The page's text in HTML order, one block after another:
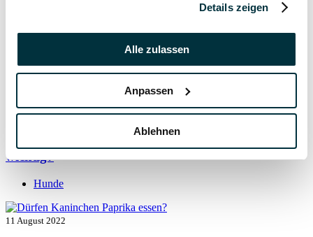
Details zeigen
Alle zulassen
Anpassen
Ablehnen
Vitamin B für den Hund: Für was ist es wichtig?
Hunde
13 August 2022
wichtig?
Hunde
11 August 2022